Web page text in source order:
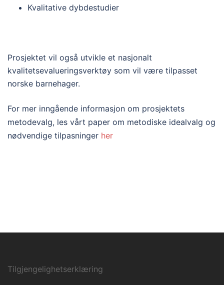
Kvalitative dybdestudier
Prosjektet vil også utvikle et nasjonalt
kvalitetsevalueringsverktøy som vil være tilpasset
norske barnehager.
For mer inngående informasjon om prosjektets
metodevalg, les vårt paper om metodiske idealvalg og
nødvendige tilpasninger her
Tilgjengelighetserklæring